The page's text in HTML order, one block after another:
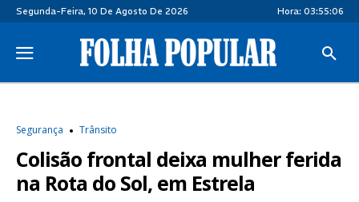
Segunda-Feira, 10 De Agosto De 2026 Hora: 03:55:06
Segurança Trânsito
Colisão frontal deixa mulher ferida
na Rota do Sol, em Estrela